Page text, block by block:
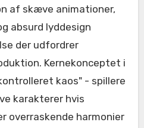
af skæve animationer,
absurd lyddesign
der udfordrer
Kernekonceptet i
kaos" - spillere
karakterer hvis
overraskende harmonier